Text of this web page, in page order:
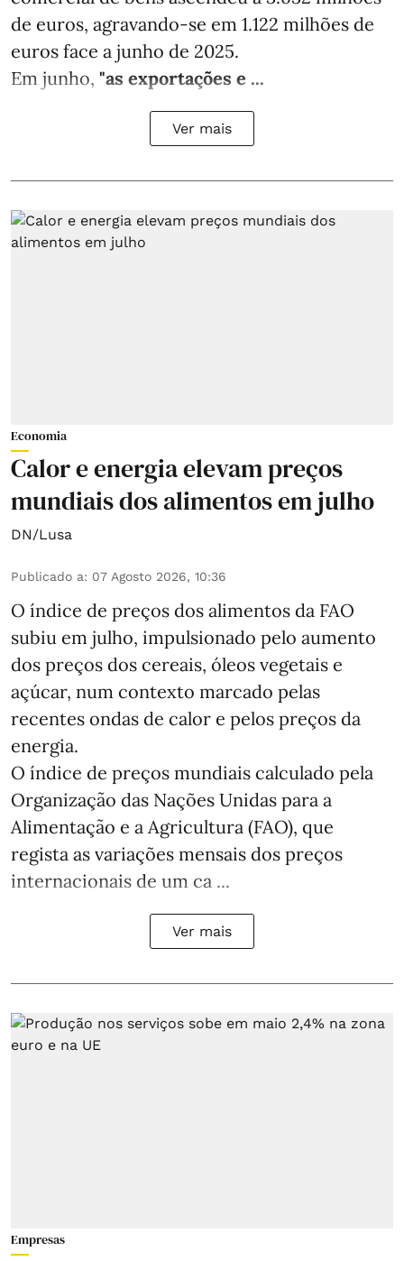
de euros, agravando-se em 1.122 milhões de
euros face a junho de 2025.
Em junho, "as exportações e ...
Ver mais
Economia
Calor e energia elevam preços
mundiais dos alimentos em julho
DN/Lusa
Publicado a: 07 Agosto 2026, 10:36
O índice de preços dos alimentos da FAO
subiu em julho, impulsionado pelo aumento
dos preços dos cereais, óleos vegetais e
açúcar, num contexto marcado pelas
recentes ondas de calor e pelos preços da
energia.
O índice de preços mundiais calculado pela
Organização das Nações Unidas para a
Alimentação e a Agricultura (FAO), que
regista as variações mensais dos preços
internacionais de um ca ...
Ver mais
Empresas